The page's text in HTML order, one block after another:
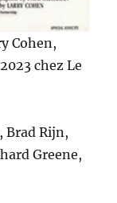
Cohen,
chez Le
Brad Rijn,
Greene,